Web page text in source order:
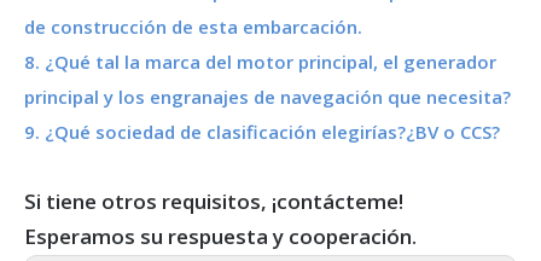
de construcción de esta embarcación.
8. ¿Qué tal la marca del motor principal, el generador
principal y los engranajes de navegación que necesita?
9. ¿Qué sociedad de clasificación elegirías?¿BV o CCS?
Si tiene otros requisitos, ¡contácteme!
Esperamos su respuesta y cooperación.